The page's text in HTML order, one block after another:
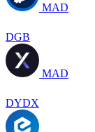
MAD
DGB
MAD
DYDX